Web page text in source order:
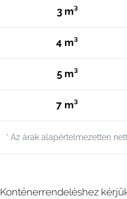
3 m³
4 m³
5 m³
7 m³
* Az árak alapértelmezetten
Konténerrendeléshez